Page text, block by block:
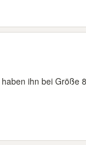
ihn bei Größe